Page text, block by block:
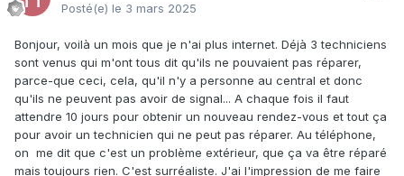
Posté(e) le 3 mars 2025
Bonjour, voilà un mois que je n'ai plus internet. Déjà 3 techniciens
sont venus qui m'ont tous dit qu'ils ne pouvaient pas réparer,
parce-que ceci, cela, qu'il n'y a personne au central et donc
qu'ils ne peuvent pas avoir de signal... A chaque fois il faut
attendre 10 jours pour obtenir un nouveau rendez-vous et tout ça
pour avoir un technicien qui ne peut pas réparer. Au téléphone,
on me dit que c'est un problème extérieur, que ça va être réparé
mais toujours rien. C'est surréaliste. J'ai l'impression de me faire